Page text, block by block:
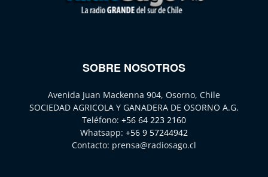
SOBRE NOSOTROS
Avenida Juan Mackenna 904, Osorno, Chile
SOCIEDAD AGRICOLA Y GANADERA DE OSORNO A.G.
Teléfono: +56 64 223 2160
Whatsapp: +56 9 57244942
Contacto: prensa@radiosago.cl